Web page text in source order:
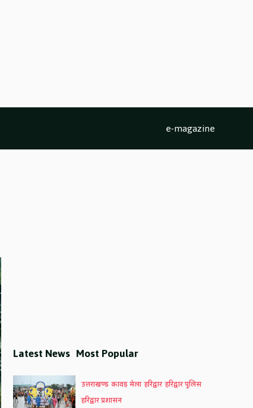
e-magazine
Latest News Most Popular
उत्तराखण्ड कावड़ मेला हरिद्वार हरिद्वार पुलिस
हरिद्वार प्रशासन